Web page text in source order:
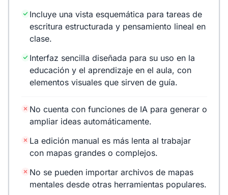
Incluye una vista esquemática para tareas de
escritura estructurada y pensamiento lineal en
clase.
Interfaz sencilla diseñada para su uso en la
educación y el aprendizaje en el aula, con
elementos visuales que sirven de guía.
No cuenta con funciones de IA para generar o
ampliar ideas automáticamente.
La edición manual es más lenta al trabajar
con mapas grandes o complejos.
No se pueden importar archivos de mapas
mentales desde otras herramientas populares.